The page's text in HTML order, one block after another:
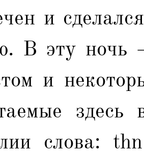
и
В эту ночь
и
здесь
слова: